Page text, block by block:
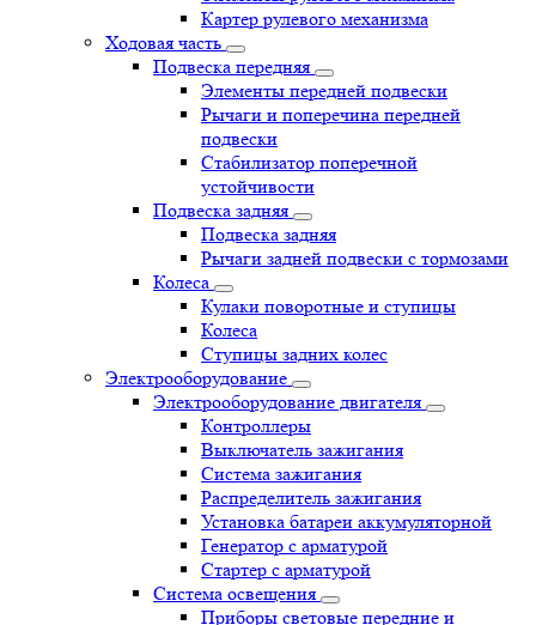
Картер рулевого механизма
Ходовая часть
Подвеска передняя
Элементы передней подвески
Рычаги и поперечина передней
подвески
Стабилизатор поперечной
устойчивости
Подвеска задняя
Подвеска задняя
Рычаги задней подвески с тормозами
Колеса
Кулаки поворотные и ступицы
Колеса
Ступицы задних колес
Электрооборудование
Электрооборудование двигателя
Контроллеры
Выключатель зажигания
Система зажигания
Распределитель зажигания
Установка батареи аккумуляторной
Генератор с арматурой
Стартер с арматурой
Система освещения
Приборы световые передние и